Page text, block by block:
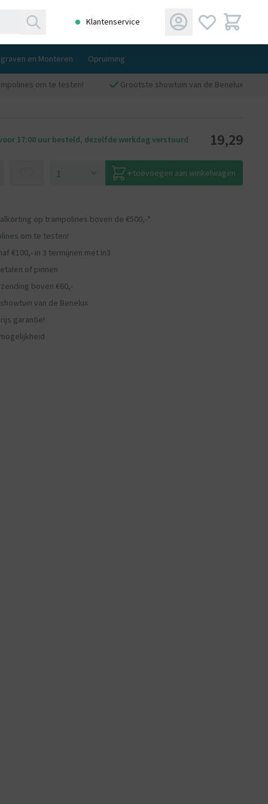
Klantenservice
en Monteren Opruiming
om te testen! Grootste showtuin van de Benelux
17:00 uur besteld, dezelfde werkdag verstuurd 19,29
toevoegen aan winkelwagen
op trampolines boven de €500,-*
om te testen!
€100,- in 3 termijnen met In3
of pinnen
boven €60,-
van de Benelux
garantie!